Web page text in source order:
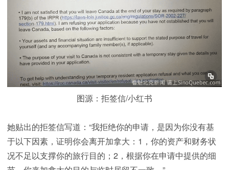
图源：拒签信/小红书
她贴出的拒签信写道：“我拒绝你的申请，是因为你没有基
于以下因素，证明你会离开加拿大：1，你的资产和财务状
况不足以支撑你的旅行目的；2，根据你在申请中提供的细